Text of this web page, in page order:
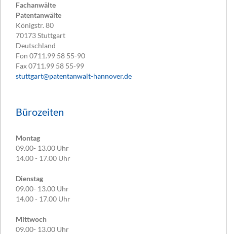
Fachanwälte
Patentanwälte
Königstr. 80
70173Stuttgart
Deutschland
Fon 0711.99 58 55-90
Fax0711.99 58 55-99
stuttgart@patentanwalt-hannover.de
Bürozeiten
Montag
09.00- 13.00 Uhr
14.00 - 17.00 Uhr
Dienstag
09.00- 13.00 Uhr
14.00 - 17.00 Uhr
Mittwoch
09.00- 13.00 Uhr